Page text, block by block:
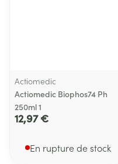
Actiomedic
Actiomedic Biophos74 Ph
250ml 1
12,97 €
En rupture de stock